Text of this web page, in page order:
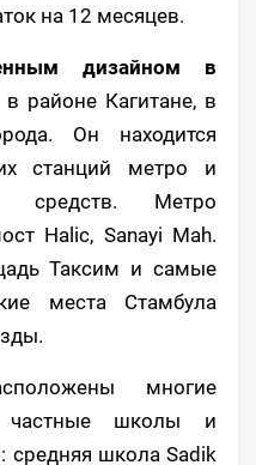
на 12 месяцев.
дизайном в
районе Кагитане, в
Он находится
станций метро и
средств. Метро
Halic, Sanayi Mah.
Таксим и самые
места Стамбула
многие
частные школы и
средняя школа Sadik